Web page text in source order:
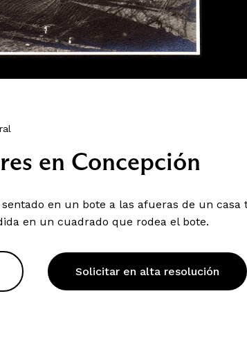
en Concepción
en un bote a las afueras de un
en un cuadrado que rodea el bote.
Solicitar en alta resolución